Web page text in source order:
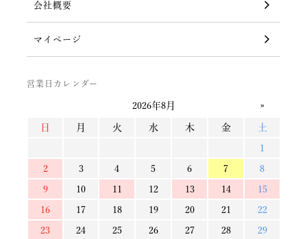
会社概要
マイページ
営業日カレンダー